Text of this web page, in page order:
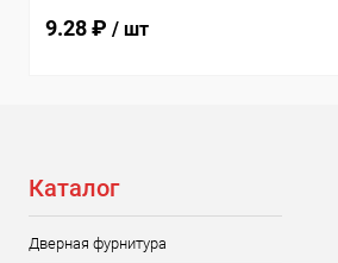
9.28 ₽ / шт
Каталог
Дверная фурнитура